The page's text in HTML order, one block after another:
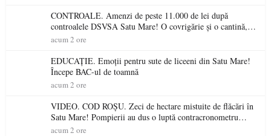
CONTROALE. Amenzi de peste 11.000 de lei după
controalele DSVSA Satu Mare! O covrigărie și o cantină,
sancționate pentru nereguli
acum 2 ore
EDUCAȚIE. Emoții pentru sute de liceeni din Satu Mare!
Începe BAC-ul de toamnă
acum 2 ore
VIDEO. COD ROȘU. Zeci de hectare mistuite de flăcări în
Satu Mare! Pompierii au dus o luptă contracronometru
pentru a salva o pădure de la dezastru
acum 2 ore